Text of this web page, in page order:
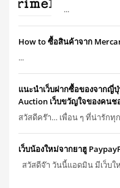
...
How to ซื้อสินค้าจาก
...
แนะนำเว็บฝากซื้อของจากญี่
Auction เว็บขวัญใจของคน
สวัสดีคร๊า… เพื่อน ๆ ที่น่ารักทุ
เว็บน้องใหม่จากยาฮู
สวัสดีจ๊า วันนี้แอดมิน มีเว็บใ